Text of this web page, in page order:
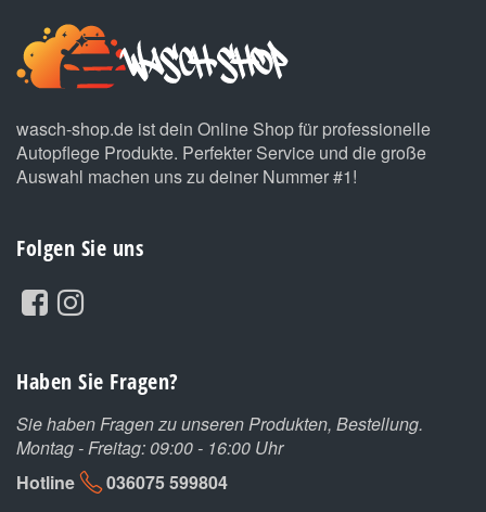
wasch-shop.de ist dein Online Shop für professionelle
Autopflege Produkte. Perfekter Service und die große
Auswahl machen uns zu deiner Nummer #1!
Folgen Sie uns
Haben Sie Fragen?
Sie haben Fragen zu unseren Produkten, Bestellung.
Montag - Freitag: 09:00 - 16:00 Uhr
Hotline
036075 599804